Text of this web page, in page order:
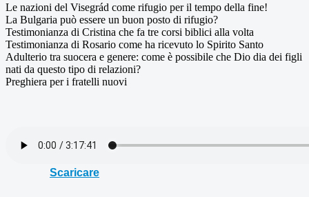
Le nazioni del Visegrád come rifugio per il tempo della fine!
La Bulgaria può essere un buon posto di rifugio?
Testimonianza di Cristina che fa tre corsi biblici alla volta
Testimonianza di Rosario come ha ricevuto lo Spirito Santo
Adulterio tra suocera e genere: come è possibile che Dio dia dei figli
nati da questo tipo di relazioni?
Preghiera per i fratelli nuovi
Scaricare